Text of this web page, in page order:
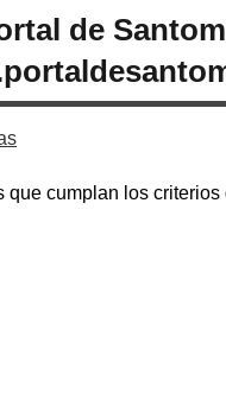
de
que cumplan los criterios